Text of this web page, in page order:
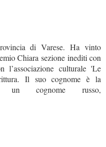
di Varese. Ha vinto
Chiara sezione inediti con
l’associazione culturale 'Le
Il suo cognome è la
un cognome russo,